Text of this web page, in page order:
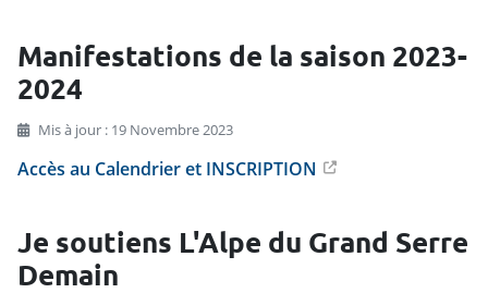
Manifestations de la saison 2023-
2024
Mis à jour : 19 Novembre 2023
Accès au Calendrier et INSCRIPTION
Je soutiens L'Alpe du Grand Serre
Demain